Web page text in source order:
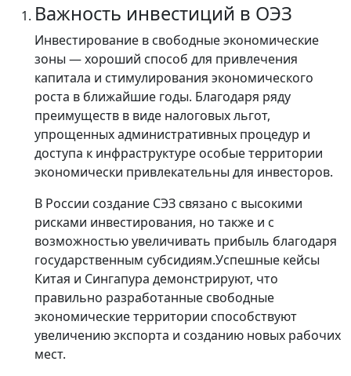
Важность инвестиций в ОЭЗ
Инвестирование в свободные экономические
зоны — хороший способ для привлечения
капитала и стимулирования экономического
роста в ближайшие годы. Благодаря ряду
преимуществ в виде налоговых льгот,
упрощенных административных процедур и
доступа к инфраструктуре особые территории
экономически привлекательны для инвесторов.
В России создание СЭЗ связано с высокими
рисками инвестирования, но также и с
возможностью увеличивать прибыль благодаря
государственным субсидиям.Успешные кейсы
Китая и Сингапура демонстрируют, что
правильно разработанные свободные
экономические территории способствуют
увеличению экспорта и созданию новых рабочих
мест.